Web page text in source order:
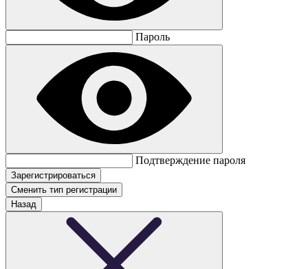
Пароль
Подтверждение пароля
Сменить тип регистрации
Назад